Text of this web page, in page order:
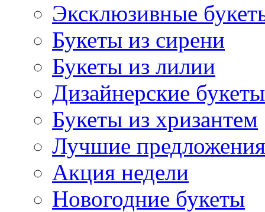
Эксклюзивные
Букеты из сирени
Букеты из лилии
Дизайнерские
Букеты из хризантем
Лучшие предложения
Акция недели
Новогодние букеты